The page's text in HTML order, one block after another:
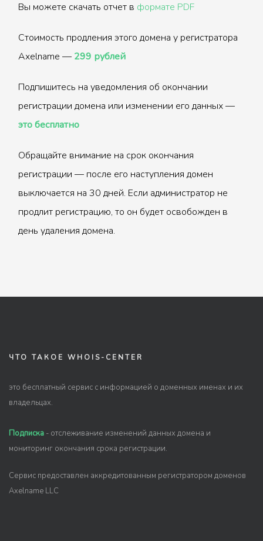
Вы можете скачать отчет в формате PDF
Стоимость продления этого домена у регистратора
Axelname — 299 рублей
Подпишитесь на уведомления об окончании
регистрации домена или изменении его данных —
это бесплатно
Обращайте внимание на срок окончания
регистрации — после его наступления домен
выключается на 30 дней. Если администратор не
продлит регистрацию, то он будет освобожден в
день удаления домена.
ЧТО ТАКОЕ WHOIS-CENTER
это бесплатный сервис с информацией о доменных именах и их
владельцах.
Подписка - отслеживание изменений данных домена и
мониторинг окончания срока регистрации.
Сервис предоставлен аккредитованным регистратором доменов
Axelname LLC